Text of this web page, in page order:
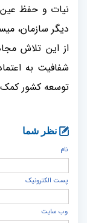
نیات و حفظ عین
دیگر سازمان،
از این تلاش
شفافیت به
توسعه کشور
نظر شما
نام
پست الكترونيک
وب سایت